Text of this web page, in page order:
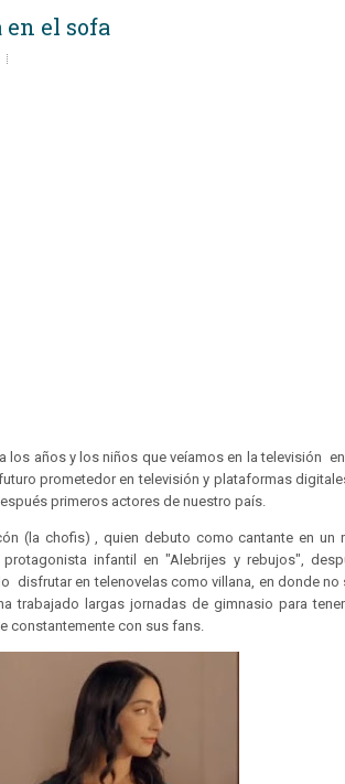
en el sofa
los años y los niños que veíamos en la televisión
prometedor en televisión y plataformas
primeros actores de nuestro país.
(la chofis) , quien debuto como cantante en un
infantil en "Alebrijes y rebujos",
disfrutar en telenovelas como villana, en donde no
trabajado largas jornadas de gimnasio para
constantemente con sus fans.